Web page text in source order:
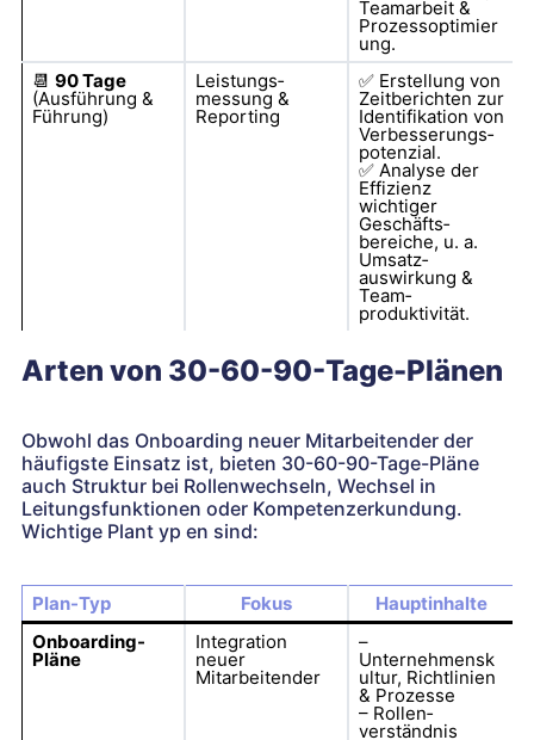
Teamarbeit &
Prozessoptimier
ung.
📆 90 Tage
(Ausführung &
Führung)
Leistungs­
messung &
Reporting
✅Erstellung von
Zeit­berichten zur
Identifikation von
Verbesserungs­
potenzial.
✅Analyse der
Effizienz
wichtiger
Geschäfts­
bereiche, u. a.
Umsatz­
auswirkung &
Team­
produktivität.
Arten von 30-60-90-Tage-Plänen
Obwohl das Onboarding neuer Mitarbeitender der
häufigste Einsatz ist, bieten 30-60-90-Tage-Pläne
auch Struktur bei Rollen­wechseln, Wechsel in
Leitungs­funktionen oder Kompetenz­erkundung.
Wichtige Plan­t yp en sind:
Plan-Typ Fokus
Hauptinhalte
Onboarding-
Pläne
Integration
neuer
Mitarbeitender
–
Unternehmensk
ultur, Richtlinien
& Prozesse
– Rollen­
verständnis